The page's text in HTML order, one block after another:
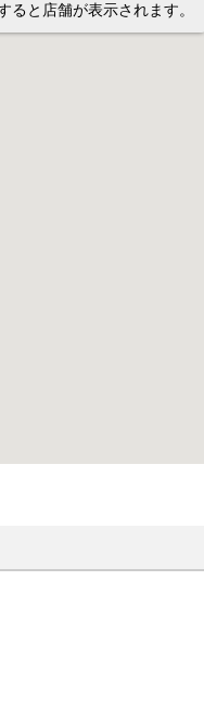
ると店舗が表示されます。